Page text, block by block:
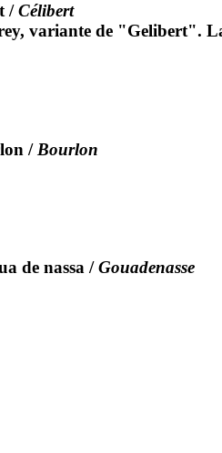
/Célibert
variante de "Gelibert".
/ Bourlon
de nassa /Gouadenasse